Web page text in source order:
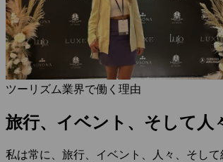
ツーリズム業界で働く理由
旅行、イベント、そして人
私は常に、旅行、イベント、人々、そし